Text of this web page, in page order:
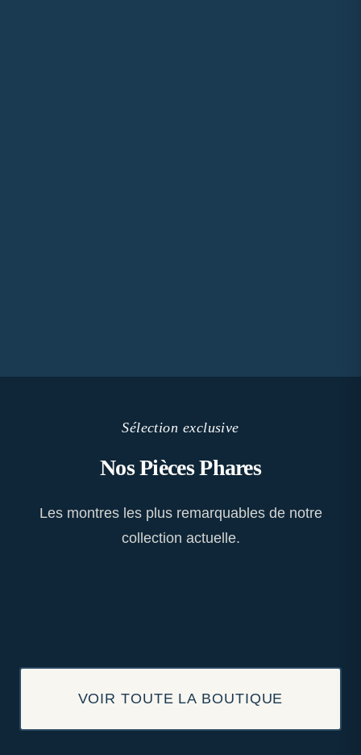
Sélection exclusive
Nos Pièces Phares
Les montres les plus remarquables de notre
collection actuelle.
VOIR TOUTE LA BOUTIQUE